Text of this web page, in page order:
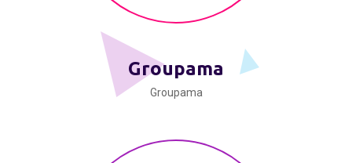
Groupama
Groupama